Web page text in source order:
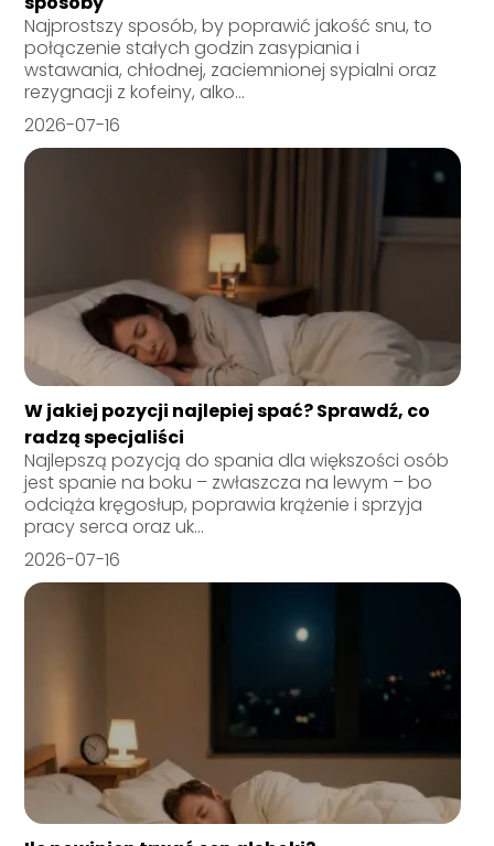
Najprostszy sposób, by poprawić jakość snu, to
połączenie stałych godzin zasypiania i
wstawania, chłodnej, zaciemnionej sypialni oraz
rezygnacji z kofeiny, alko...
2026-07-16
W jakiej pozycji najlepiej spać? Sprawdź, co
radzą specjaliści
Najlepszą pozycją do spania dla większości osób
jest spanie na boku – zwłaszcza na lewym – bo
odciąża kręgosłup, poprawia krążenie i sprzyja
pracy serca oraz uk...
2026-07-16